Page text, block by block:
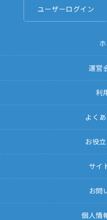
ユーザーログイン
運営
利
よく
お役
サイ
お問
個人情